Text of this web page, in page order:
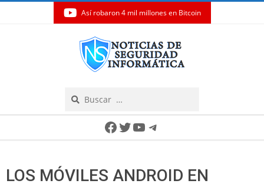
Así robaron 4 mil millones en Bitcoin
Facebook
Twitter
YouTube
Telegram
LOS MÓVILES ANDROID EN